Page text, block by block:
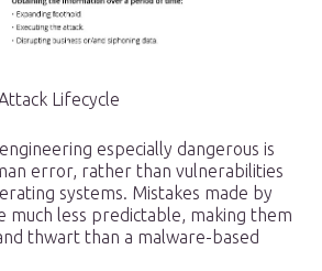
Lifecycle
especially dangerous is
error, rather than vulnerabilities
systems. Mistakes made by
much less predictable, making them
thwart than a malware-based